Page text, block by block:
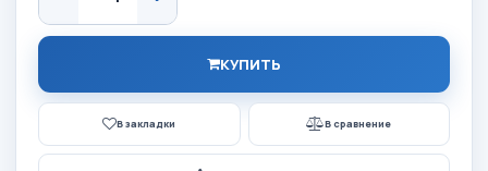
КУПИТЬ
В закладки В сравнение